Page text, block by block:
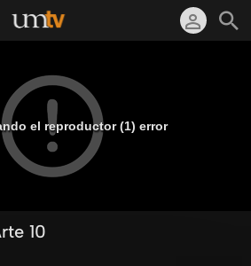
el reproductor (1) error
10